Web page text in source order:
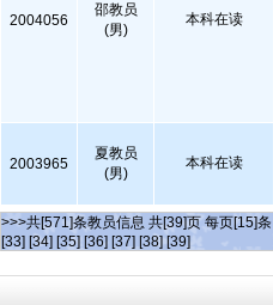
2004056
邵教员
(男)
本科在读
2003965
夏教员
(男)
本科在读
>>>共[571]条教员信息 共[39]页 每页[15]条
[33] [34] [35] [36] [37] [38] [39]